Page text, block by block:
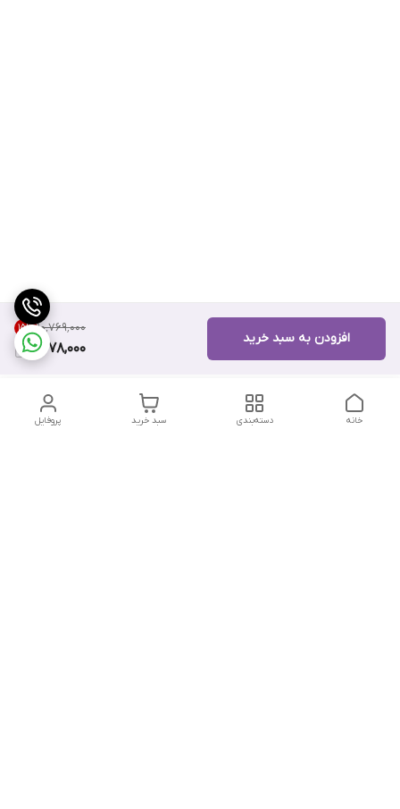
۱۰٬۷۶۹٬۰۰۰ 15%
9,078,000
افزودن به سبد خرید
پروفایل سبد خرید دسته‌بندی خانه